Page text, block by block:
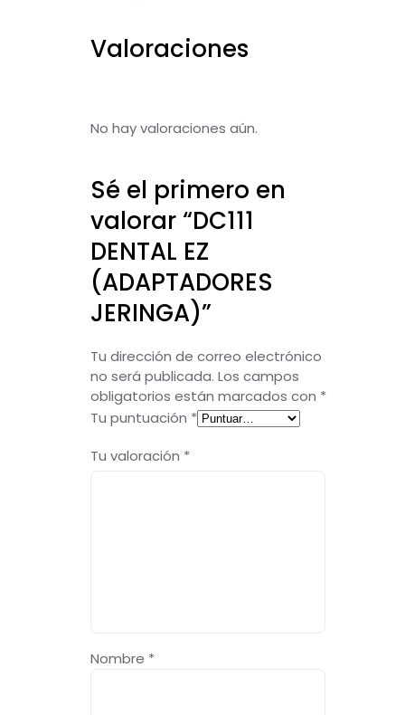
Valoraciones
No hay valoraciones aún.
Sé el primero en
valorar “DC111
DENTAL EZ
(ADAPTADORES
JERINGA)”
Tu dirección de correo electrónico
no será publicada. Los campos
obligatorios están marcados con *
Tu puntuación *
Tu valoración *
Nombre *